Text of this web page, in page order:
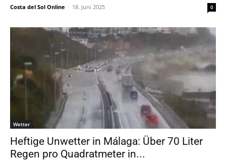
Costa del Sol Online - 18. Juni 2025 0
Wetter
Heftige Unwetter in Málaga: Über 70 Liter
Regen pro Quadratmeter in...